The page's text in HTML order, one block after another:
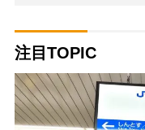
注目TOPIC